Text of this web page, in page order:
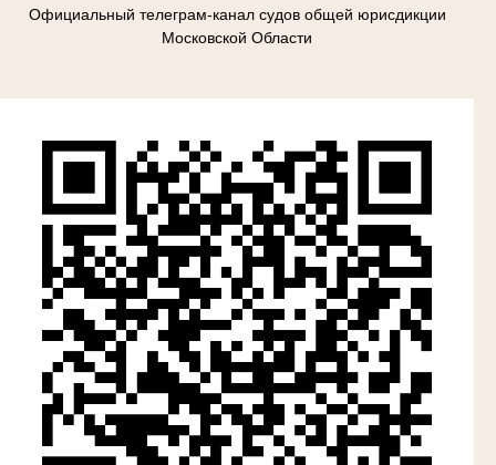
Официальный телеграм-канал судов общей юрисдикции
Московской Области